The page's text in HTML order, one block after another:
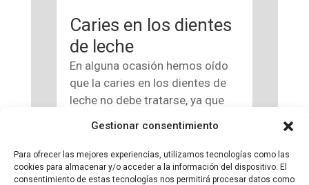
Gestionar consentimiento
Para ofrecer las mejores experiencias, utilizamos tecnologías como las
cookies para almacenar y/o acceder a la información del dispositivo. El
consentimiento de estas tecnologías nos permitirá procesar datos como
Caries en los dientes
de leche
En alguna ocasión hemos oído
que la caries en los dientes de
leche no debe tratarse, ya que
decir que esto es totalmente
falso. Los dientes de leche